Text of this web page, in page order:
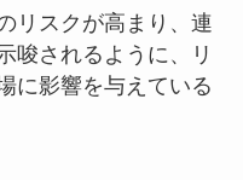
リスクが高まり、連
唆されるように、リ
に影響を与えている